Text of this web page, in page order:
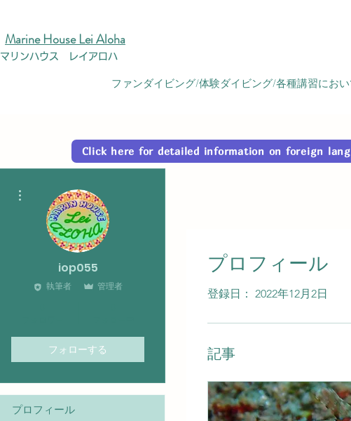
Marine House Lei Aloha
マリンハウス レイアロハ
ファンダイビング/体験ダイビング/各種講習にお
Click here for detailed information on foreign
プロフィール
登録日： 2022年12月2日
記事
iop055
執筆者 管理者
フォローする
プロフィール